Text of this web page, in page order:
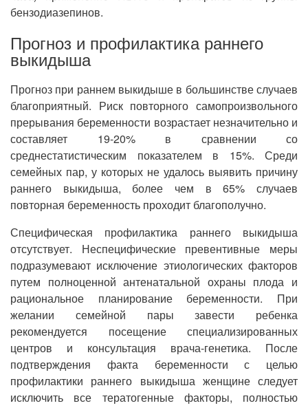
бензодиазепинов.
Прогноз и профилактика раннего
выкидыша
Прогноз при раннем выкидыше в большинстве случаев
благоприятный. Риск повторного самопроизвольного
прерывания беременности возрастает незначительно и
составляет 19-20% в сравнении со
среднестатистическим показателем в 15%. Среди
семейных пар, у которых не удалось выявить причину
раннего выкидыша, более чем в 65% случаев
повторная беременность проходит благополучно.
Специфическая профилактика раннего выкидыша
отсутствует. Неспецифические превентивные меры
подразумевают исключение этиологических факторов
путем полноценной антенатальной охраны плода и
рациональное планирование беременности. При
желании семейной пары завести ребенка
рекомендуется посещение специализированных
центров и консультация врача-генетика. После
подтверждения факта беременности с целью
профилактики раннего выкидыша женщине следует
исключить все тератогенные факторы, полностью